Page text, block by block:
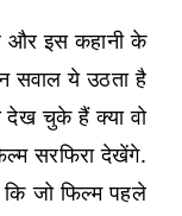
और इस कहानी के
सवाल ये उठता है
चुके हैं क्या वो
सरफिरा देखेंगे.
कि जो फिल्म पहले